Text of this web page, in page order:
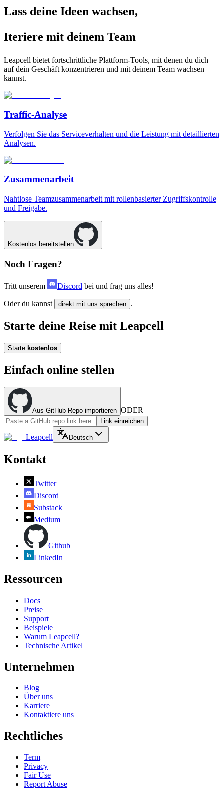
Lass deine Ideen wachsen,
Iteriere mit deinem Team
Leapcell bietet fortschrittliche Plattform-Tools, mit denen du dich
auf dein Geschäft konzentrieren und mit deinem Team wachsen
kannst.
Traffic-Analyse
Verfolgen Sie das Serviceverhalten und die Leistung mit detaillierten
Analysen.
Zusammenarbeit
Nahtlose Teamzusammenarbeit mit rollenbasierter Zugriffskontrolle
und Freigabe.
Kostenlos bereitstellen
Noch Fragen?
Tritt unserem Discord bei und frag uns alles!
Oder du kannst direkt mit uns sprechen .
Starte deine Reise mit Leapcell
Starte kostenlos
Einfach online stellen
Aus GitHub Repo importieren ODER
Link einreichen
Leapcell Deutsch
Kontakt
Twitter
Discord
Substack
Medium
Github
LinkedIn
Ressourcen
Docs
Preise
Support
Beispiele
Warum Leapcell?
Technische Artikel
Unternehmen
Blog
Über uns
Karriere
Kontaktiere uns
Rechtliches
Term
Privacy
Fair Use
Report Abuse